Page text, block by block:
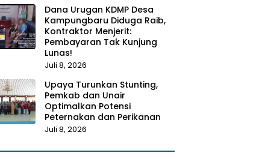
Dana Urugan KDMP Desa
Kampungbaru Diduga Raib,
Kontraktor Menjerit:
Pembayaran Tak Kunjung
Lunas!
Juli 8, 2026
Upaya Turunkan Stunting,
Pemkab dan Unair
Optimalkan Potensi
Peternakan dan Perikanan
Juli 8, 2026